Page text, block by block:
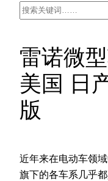
Search
雷诺微
美国 日
版
近年来在电动车领
旗下的各车系几乎